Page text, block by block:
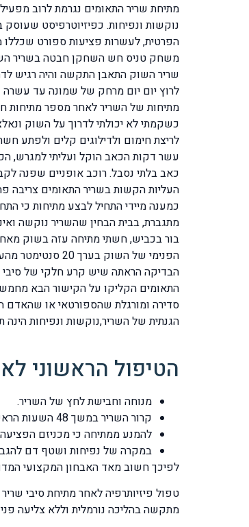
מתיחת שריר התאומים נגרמת לרוב
הפרטית, לעשרות פציעות ספורט שכללו
משחק טניס חש השחקן חבטה בשריר
שריר השוק התאבן התקשה והיה רגיש
לרוץ יום יום מרחק של שמונה עד עשרה
מתיחות של השריר לאחר מספר מתיחות
כשקמתי לא יכולתי לדרוך על השוק
לריצת חימום ולדילוגים קלים ולפתע
עשר דקות הכאב הוקל ועליתי למגרש,
כאב בלתי נסבל. רוכב אופניים שפנה
העליות הקשות בשריר התאומים צריבה
כמענה מיידי התחיל לבצע מתיחות כי
מתגברת, בבית הבחין שהשריר נוקשה
בור בכביש, חשתי מתיחה עזה בשוק
הפנימי של
הבדיקה הראתה שיש קרע חלקי של סיבי
התאומים הקליקו על הקישור הבא
סדירה ומורגלת שהספורטאי או שהאדם
הגנתית של השריר,נוקשות ונפיחות הינה
הטיפול הראשוני
מנוחה וחבישת לחץ של השריר.
קרור השריר במשך 48 השעות הראשונות בתדירות של כל שלוש שעות למשך 10 דקות.
להמנע ממתיחה כי מכניזם
במקרה של נפיחות ושטף דם
לפיכך חשוב מאד האבחון המקצועי
טפול פיזיותרפיה לאחר מתיחת סיבי
מתקשה בהליכה נורמלית וללא צליעה